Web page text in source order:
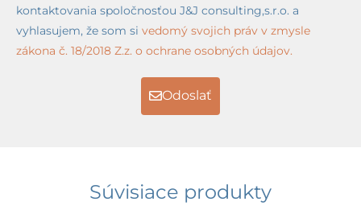
kontaktovania spoločnosťou J&J consulting,s.r.o. a
vyhlasujem, že som si vedomý svojich práv v zmysle
zákona č. 18/2018 Z.z. o ochrane osobných údajov.
Odoslať
Súvisiace produkty